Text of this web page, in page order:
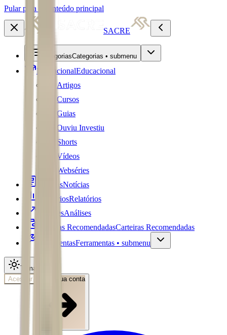
Pular para o conteúdo principal
SACRE
CategoriasCategorias • submenu
EducacionalEducacional
Artigos
Cursos
Guias
Ouviu Investiu
Shorts
Vídeos
Webséries
NotíciasNotícias
RelatóriosRelatórios
AnálisesAnálises
Carteiras RecomendadasCarteiras Recomendadas
FerramentasFerramentas • submenu
Tema
Acessar
Abra sua conta